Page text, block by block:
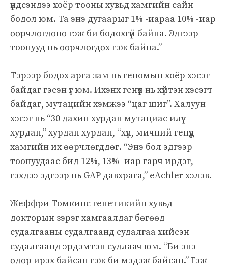
үндсэндээ хоёр тооны хувьд хамгийн сайн
бодол юм. Та энэ дугаарыг 1% -иараа 10% -иар
өөрчлөгдөнө гэж би бодохгүй байна. Эдгээр
тоонууд нь өөрчлөгдөх гэж байна.”
Тэрээр бодох арга зам нь геномын хоёр хэсэг
байдаг гэсэн үг юм. Ихэнх генүүд нь хүйтэн хэсэгт
байдаг, мутацийн хэмжээ “цаг шиг”. Халуун
хэсэг нь “30 дахин хурдан мутациас илүү
хурдан,” хурдан хурдан, “хүн, мичний генүүд
хамгийн их өөрчлөгддөг. “Энэ бол эдгээр
тоонуудаас бид 12%, 13% -иар гарч ирдэг,
гэхдээ эдгээр нь GAP давхрага,” eAchler хэлэв.
Жеффри Томкинс генетикийн хувьд
докторын зэрэг хамгаалдаг бөгөөд
судалгааны судалгаанд судалгаа хийсэн
судалгаанд эрдэмтэн судлаач юм. “Би энэ
өдөр ирэх байсан гэж би мэдэж байсан.” Гэж